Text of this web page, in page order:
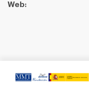
Web: